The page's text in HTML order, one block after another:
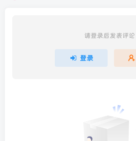
请登录后发表评论
登录